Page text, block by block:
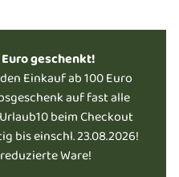
geschenkt!
Einkauf ab 100 Euro
auf fast alle
beim Checkout
bis einschl. 23.08.2026!
Ware!